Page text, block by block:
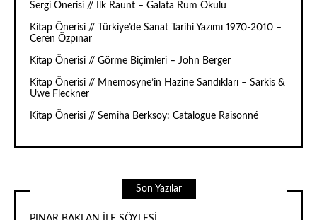
Sergi Önerisi // İlk Raunt – Galata Rum Okulu
Kitap Önerisi // Türkiye’de Sanat Tarihi Yazımı 1970-2010 –
Ceren Özpınar
Kitap Önerisi // Görme Biçimleri – John Berger
Kitap Önerisi // Mnemosyne’in Hazine Sandıkları – Sarkis &
Uwe Fleckner
Kitap Önerisi // Semiha Berksoy: Catalogue Raisonné
Son Yazılar